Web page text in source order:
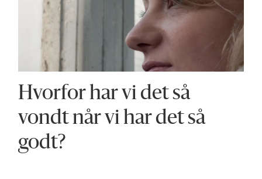
Hvorfor har vi det så
vondt når vi har det så
godt?